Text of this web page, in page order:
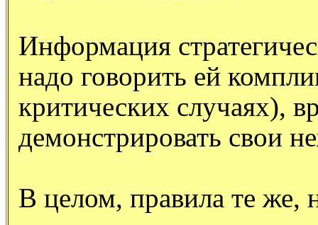
Информация
надо говорить ей
критических случаях),
демонстрировать свои
В целом, правила те же,